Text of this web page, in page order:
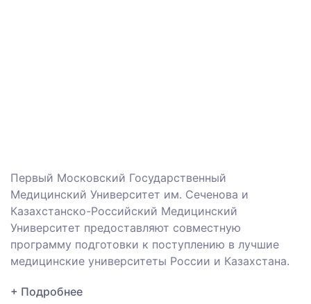
Первый Московский Государственный
Медицинский Университет им. Сеченова и
Казахстанско-Российский Медицинский
Университет предоставляют совместную
программу подготовки к поступлению в лучшие
медицинские университеты России и Казахстана.
+ Подробнее